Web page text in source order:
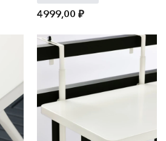
4999,00₽